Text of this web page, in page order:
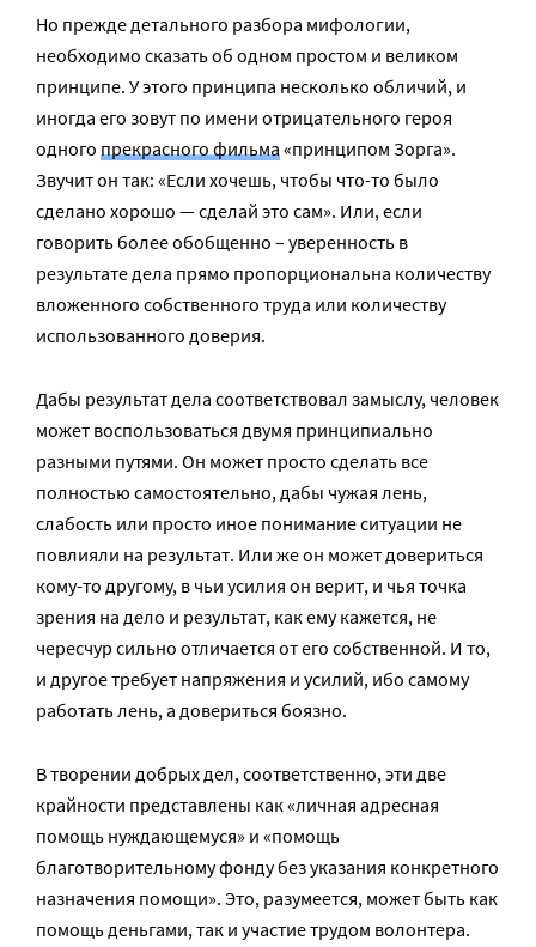
Но прежде детального разбора мифологии,
необходимо сказать об одном простом и великом
принципе. У этого принципа несколько обличий, и
иногда его зовут по имени отрицательного героя
одного прекрасного фильма«принципом Зорга».
Звучит он так: «Если хочешь, чтобы что-то было
сделано хорошо — сделай это сам». Или, если
говорить более обобщенно – уверенность в
результате дела прямо пропорциональна количеству
вложенного собственного труда или количеству
использованного доверия.
Дабы результат дела соответствовал замыслу, человек
может воспользоваться двумя принципиально
разными путями. Он может просто сделать все
полностью самостоятельно, дабы чужая лень,
слабость или просто иное понимание ситуации не
повлияли на результат. Или же он может довериться
кому-то другому, в чьи усилия он верит, и чья точка
зрения на дело и результат, как ему кажется, не
чересчур сильно отличается от его собственной. И то,
и другое требует напряжения и усилий, ибо самому
работать лень, а довериться боязно.
В творении добрых дел, соответственно, эти две
крайности представлены как «личная адресная
помощь нуждающемуся» и «помощь
благотворительному фонду без указания конкретного
назначения помощи». Это, разумеется, может быть как
помощь деньгами, так и участие трудом волонтера.